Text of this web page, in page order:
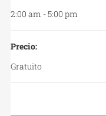
2:00 am - 5:00 pm
Precio:
Gratuito